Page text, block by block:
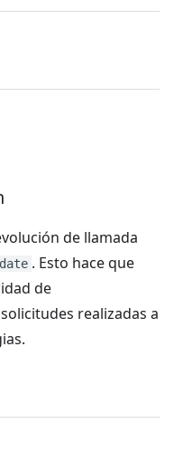
de llamada
. Esto hace que
de
realizadas a